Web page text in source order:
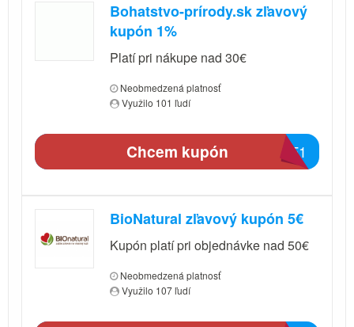
Bohatstvo-prírody.sk zľavový
kupón 1%
Platí pri nákupe nad 30€
Neobmedzená platnosť
Využilo 101 ľudí
3DF1
Chcem kupón
BioNatural zľavový kupón 5€
Kupón platí pri objednávke nad 50€
Neobmedzená platnosť
Využilo 107 ľudí